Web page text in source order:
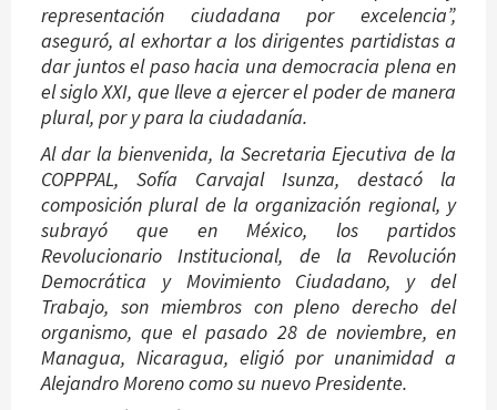
representación ciudadana por excelencia”,
aseguró, al exhortar a los dirigentes partidistas a
dar juntos el paso hacia una democracia plena en
el siglo XXI, que lleve a ejercer el poder de manera
plural, por y para la ciudadanía.
Al dar la bienvenida, la Secretaria Ejecutiva de la
COPPPAL, Sofía Carvajal Isunza, destacó la
composición plural de la organización regional, y
subrayó que en México, los partidos
Revolucionario Institucional, de la Revolución
Democrática y Movimiento Ciudadano, y del
Trabajo, son miembros con pleno derecho del
organismo, que el pasado 28 de noviembre, en
Managua, Nicaragua, eligió por unanimidad a
Alejandro Moreno como su nuevo Presidente.